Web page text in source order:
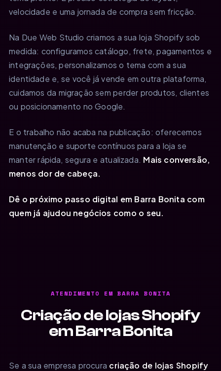
velocidade e uma jornada de compra sem fricção.
Na Due Web Studio criamos a sua loja Shopify sob
medida: configuramos catálogo, frete, pagamentos e
integrações, personalizamos o tema com a sua
identidade e, se você já vende em outra plataforma,
cuidamos da migração sem perder produtos, clientes
ou posicionamento no Google.
E o trabalho não acaba na publicação: oferecemos
manutenção e suporte contínuos para a loja se
manter rápida, segura e atualizada. Mais conversão,
menos dor de cabeça.
Dê o próximo passo digital em Barra Bonita com
quem já ajudou negócios como o seu.
ATENDIMENTO EM BARRA BONITA
Criação de lojas Shopify
em Barra Bonita
Se a sua empresa procura criação de lojas Shopify